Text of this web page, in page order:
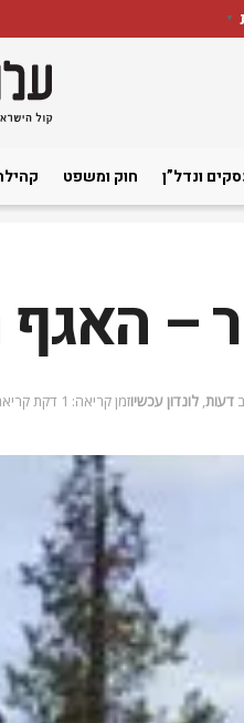
▼
ונדל”ן חוק ומשפט
–
ב דעות, לונדון עכשיוזמן קריאה: 1 דקת קריאה